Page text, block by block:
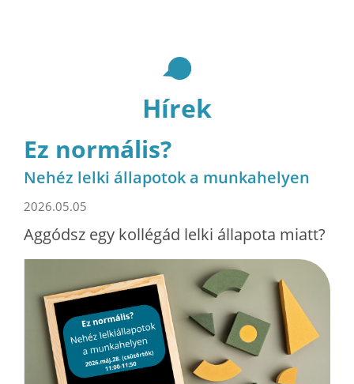
Hírek
Ez normális?
Nehéz lelki állapotok a munkahelyen
2026.05.05
Aggódsz egy kollégád lelki állapota miatt?